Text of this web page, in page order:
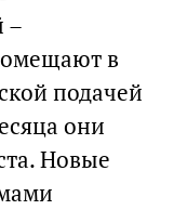
–
в
подачей
они
Новые